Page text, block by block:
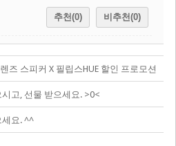
추천(0) 비추천(0)
즈 스피커 X 필립스HUE 할인 프로모션
고, 선물 받으세요. >0<
세요. ^^